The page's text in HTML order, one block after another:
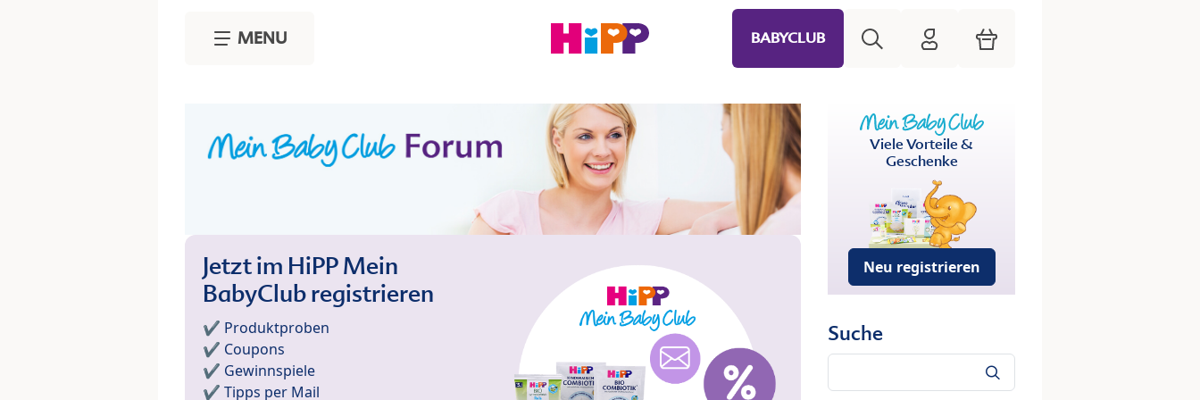
MENU BABYCLUB HiPP Mein Babyclub
Warenkorb
Jetzt im HiPP Mein
BabyClub registrieren
✔️ Produktproben
✔️ Coupons
✔️ Gewinnspiele
✔️ Tipps per Mail
Viele Vorteile &
Geschenke
Neu registrieren
Suche